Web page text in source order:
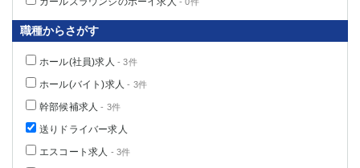
職種からさがす
ホール(社員)求人 - 3件
ホール(バイト)求人 - 3件
幹部候補求人 - 3件
送りドライバー求人
エスコート求人 - 3件